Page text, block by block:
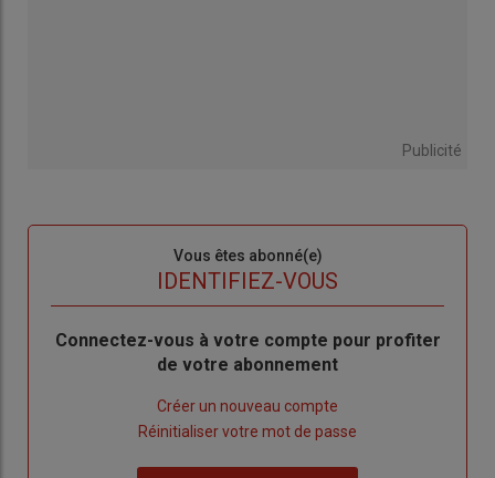
Publicité
Vous êtes abonné(e)
IDENTIFIEZ-VOUS
Body
Connectez-vous à votre compte pour profiter
de votre abonnement
Créer un nouveau compte
Réinitialiser votre mot de passe